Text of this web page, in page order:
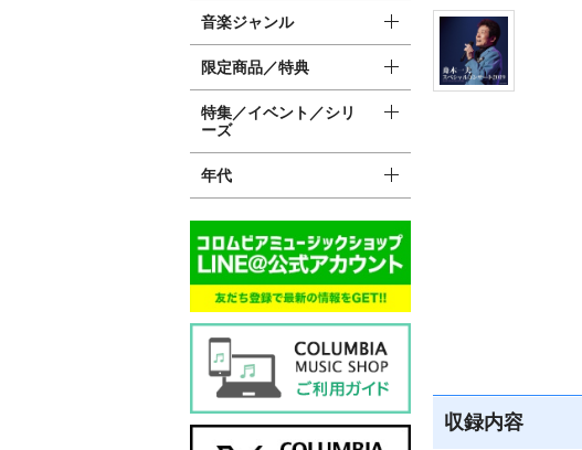
収録内容
音楽ジャンル
限定商品／特典
特集／イベント／シリ
ーズ
年代